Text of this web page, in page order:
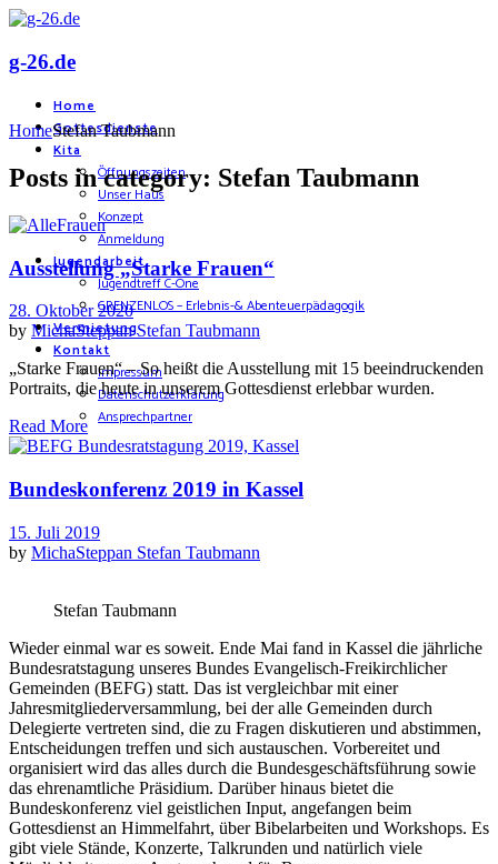
g-26.de
Home
Gottesdienste
Kita
Öffnungszeiten
Unser Haus
Konzept
Anmeldung
Jugendarbeit
Jugendtreff C-One
GRENZENLOS – Erlebnis-& Abenteuerpädagogik
Vermietung
Kontakt
Impressum
Datenschutzerklärung
Ansprechpartner
HomeStefan Taubmann
Posts in category: Stefan Taubmann
Ausstellung „Starke Frauen“
28. Oktober 2020
by MichaSteppanStefan Taubmann
„Starke Frauen“ – So heißt die Ausstellung mit 15 beeindruckenden
Portraits, die heute in unserem Gottesdienst erlebbar wurden.
Read More
Bundeskonferenz 2019 in Kassel
15. Juli 2019
by MichaSteppan Stefan Taubmann
Stefan Taubmann
Wieder einmal war es soweit. Ende Mai fand in Kassel die jährliche
Bundesratstagung unseres Bundes Evangelisch-Freikirchlicher
Gemeinden (BEFG) statt. Das ist vergleichbar mit einer
Jahresmitgliederversammlung, bei der alle Gemeinden durch
Delegierte vertreten sind, die zu Fragen diskutieren und abstimmen,
Entscheidungen treffen und sich austauschen. Vorbereitet und
organisiert wird das alles durch die Bundesgeschäftsführung sowie
das ehrenamtliche Präsidium. Darüber hinaus bietet die
Bundeskonferenz viel geistlichen Input, angefangen beim
Gottesdienst an Himmelfahrt, über Bibelarbeiten und Workshops. Es
gibt viele Stände, Konzerte, Talkrunden und natürlich viele